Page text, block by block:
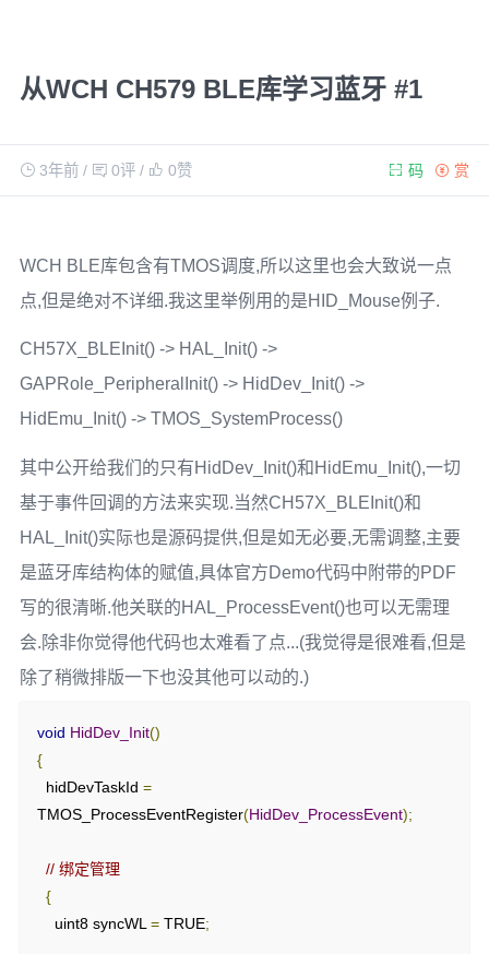
从WCH CH579 BLE库学习蓝牙 #1
3年前/ 0评/ 0赞 赏
码
WCH BLE库包含有TMOS调度,所以这里也会大致说一点
点,但是绝对不详细.我这里举例用的是HID_Mouse例子.
CH57X_BLEInit() -> HAL_Init() ->
GAPRole_PeripheralInit() -> HidDev_Init() ->
HidEmu_Init() -> TMOS_SystemProcess()
其中公开给我们的只有HidDev_Init()和HidEmu_Init(),一切
基于事件回调的方法来实现.当然CH57X_BLEInit()和
HAL_Init()实际也是源码提供,但是如无必要,无需调整,主要
是蓝牙库结构体的赋值,具体官方Demo代码中附带的PDF
写的很清晰.他关联的HAL_ProcessEvent()也可以无需理
会.除非你觉得他代码也太难看了点...(我觉得是很难看,但是
除了稍微排版一下也没其他可以动的.)
void HidDev_Init()
{
  hidDevTaskId
=
TMOS_ProcessEventRegister(HidDev_ProcessEvent);
// 绑定管理
{
    uint8 syncWL
= TRUE;